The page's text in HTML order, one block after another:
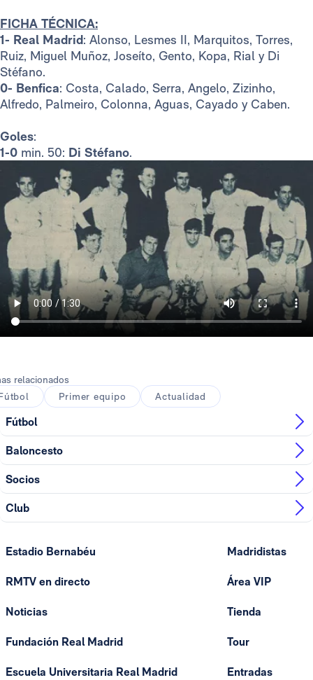
FICHA TÉCNICA:
1- Real Madrid: Alonso, Lesmes II, Marquitos, Torres,
Ruiz, Miguel Muñoz, Joseíto, Gento, Kopa, Rial y Di
Stéfano.
0- Benfica: Costa, Calado, Serra, Angelo, Zizinho,
Alfredo, Palmeiro, Colonna, Aguas, Cayado y Caben.
Goles:
1-0 min. 50: Di Stéfano.
relacionados
Primer equipo Actualidad
Fútbol
Baloncesto
Socios
Club
Estadio Bernabéu
RMTV en directo
Noticias
Fundación Real Madrid
Escuela Universitaria Real Madrid
Madridistas
Área VIP
Tienda
Tour
Entradas